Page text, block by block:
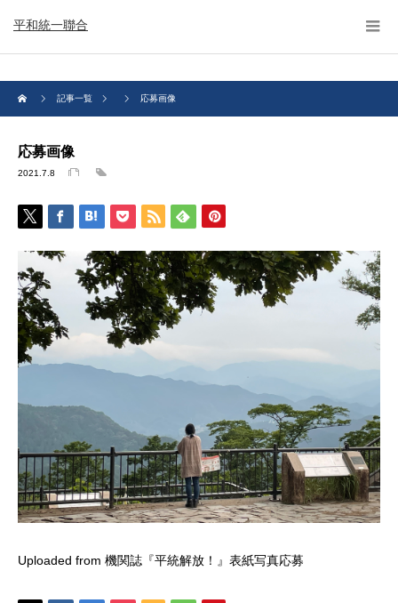
平和統一聯合
記事一覧 応募画像
応募画像
2021.7.8
Uploaded from 機関誌『平統解放！』表紙写真応募